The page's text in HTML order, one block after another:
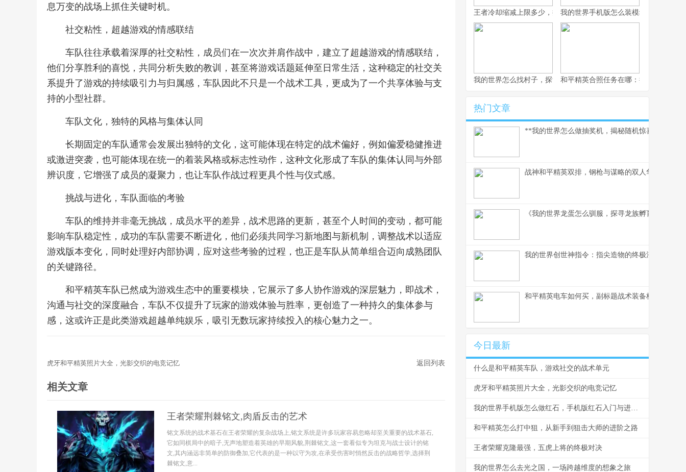
息万变的战场上抓住关键时机。
社交粘性，超越游戏的情感联结
车队往往承载着深厚的社交粘性，成员们在一次次并肩作战中，建立了超越游戏的情感联结，
他们分享胜利的喜悦，共同分析失败的教训，甚至将游戏话题延伸至日常生活，这种稳定的社交关
系提升了游戏的持续吸引力与归属感，车队因此不只是一个战术工具，更成为了一个共享体验与支
持的小型社群。
车队文化，独特的风格与集体认同
长期固定的车队通常会发展出独特的文化，这可能体现在特定的战术偏好，例如偏爱稳健推进
或激进突袭，也可能体现在统一的着装风格或标志性动作，这种文化形成了车队的集体认同与外部
辨识度，它增强了成员的凝聚力，也让车队作战过程更具个性与仪式感。
挑战与进化，车队面临的考验
车队的维持并非毫无挑战，成员水平的差异，战术思路的更新，甚至个人时间的变动，都可能
影响车队稳定性，成功的车队需要不断进化，他们必须共同学习新地图与新机制，调整战术以适应
游戏版本变化，同时处理好内部协调，应对这些考验的过程，也正是车队从简单组合迈向成熟团队
的关键路径。
和平精英车队已然成为游戏生态中的重要模块，它展示了多人协作游戏的深层魅力，即战术，
沟通与社交的深度融合，车队不仅提升了玩家的游戏体验与胜率，更创造了一种持久的集体参与
感，这或许正是此类游戏超越单纯娱乐，吸引无数玩家持续投入的核心魅力之一。
虎牙和平精英照片大全，光影交织的电竞记忆 返回列表
相关文章
王者荣耀荆棘铭文,肉盾反击的艺术
铭文系统的战术基石在王者荣耀的复杂战场上,铭文系统是许多玩家容易忽略却至关重要的战术基石,
它如同棋局中的暗子,无声地塑造着英雄的早期风貌,荆棘铭文,这一套看似专为坦克与战士设计的铭
文,其内涵远非简单的防御叠加,它代表的是一种以守为攻,在承受伤害时悄然反击的战略哲学,选择荆
棘铭文,意...
王者冷却缩减上限多少，探秘极限施法的艺术我的世界手机版怎么装模组，手把手开
我的世界怎么找村子，探索与定位的终极指南，副标题，资深玩家
和平精英合照任务在哪：探寻游戏中的
热门文章
**我的世界怎么做抽奖机，揭秘随机惊喜的建造奥
战神和平精英双排，钢枪与谋略的双人华尔兹，副
《我的世界龙蛋怎么驯服，探寻龙族孵育秘辛》
我的世界创世神指令：指尖造物的终极法则，方块
和平精英电车如何买，副标题战术装备核心获取策
今日最新
什么是和平精英车队，游戏社交的战术单元
虎牙和平精英照片大全，光影交织的电竞记忆
我的世界手机版怎么做红石，手机版红石入门与进阶指南
和平精英怎么打中狙，从新手到狙击大师的进阶之路
王者荣耀克隆最强，五虎上将的终极对决
我的世界怎么去光之国，一场跨越维度的想象之旅